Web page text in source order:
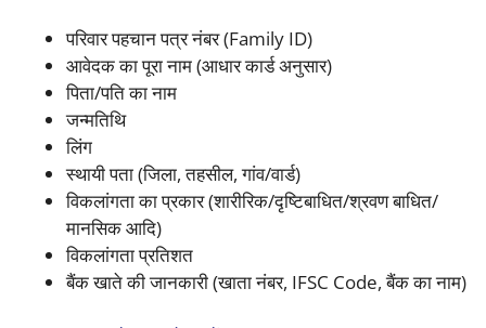
परिवार पहचान पत्र नंबर (Family ID)
आवेदक का पूरा नाम (आधार कार्ड अनुसार)
पिता/पति का नाम
जन्मतिथि
लिंग
स्थायी पता (जिला, तहसील, गांव/वार्ड)
विकलांगता का प्रकार (शारीरिक/दृष्टिबाधित/श्रवण बाधित/
मानसिक आदि)
विकलांगता प्रतिशत
बैंक खाते की जानकारी (खाता नंबर, IFSC Code, बैंक का नाम)